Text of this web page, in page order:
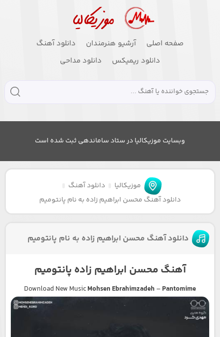
صفحه اصلی آرشیو هنرمندان
دانلود آهنگ
دانلود ریمیکس
دانلود مداحی
وبسایت موزیکالیا در ستاد ساماندهی ثبت شده است
موزیکالیا
دانلود آهنگ
دانلود آهنگ محسن ابراهیم زاده به نام پانتومیم
دانلود آهنگ محسن ابراهیم زاده به نام پانتومیم
آهنگ محسن ابراهیم زاده پانتومیم
Download New MusicMohsen Ebrahimzadeh – Pantomime